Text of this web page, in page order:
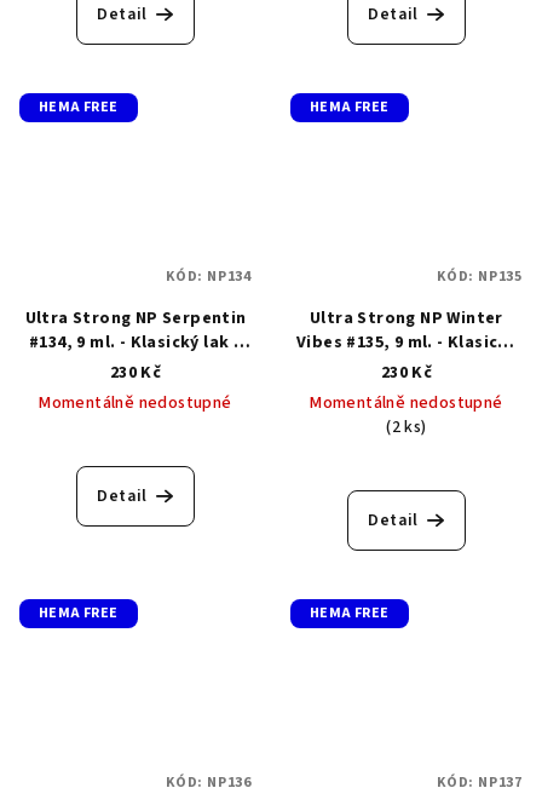
Detail Detail
HEMA FREE
Ultra Strong NP Serpentin
#134, 9 ml. - Klasický lak s
gelovým efektem
230 Kč
Momentálně nedostupné
Detail
KÓD: NP134
HEMA FREE
Ultra Strong NP Winter
Vibes #135, 9 ml. - Klasický
lak s gelovým efektem
230 Kč
Momentálně nedostupné
(2 ks)
Detail
KÓD: NP135
HEMA FREE
KÓD: NP136
HEMA FREE
KÓD: NP137